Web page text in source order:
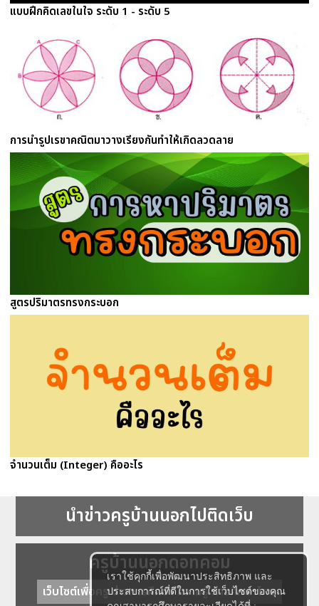
เราใช้คุกกี้เพื่อพัฒนาประสิทธิภาพ และ
ประสบการณ์ที่ดีในการใช้เว็บไซต์ของคุณ
แบบฝึกคิดเลขในใจ ระดับ 1 - ระดับ 5
การนำรูปเรขาคณิตมาวางเรียงกันทำให้เกิดลวดลาย
สูตรปริมาตรทรงกระบอก
จำนวนเต็ม (Integer) คืออะไร
นำข่าวครูบ้านนอกไปติดเว็บ
ครูบ้านนอกดอทคอม
เว็บไซต์เพื่อครู ข่าวการศึกษา ความรู้ การศึกษาไทย